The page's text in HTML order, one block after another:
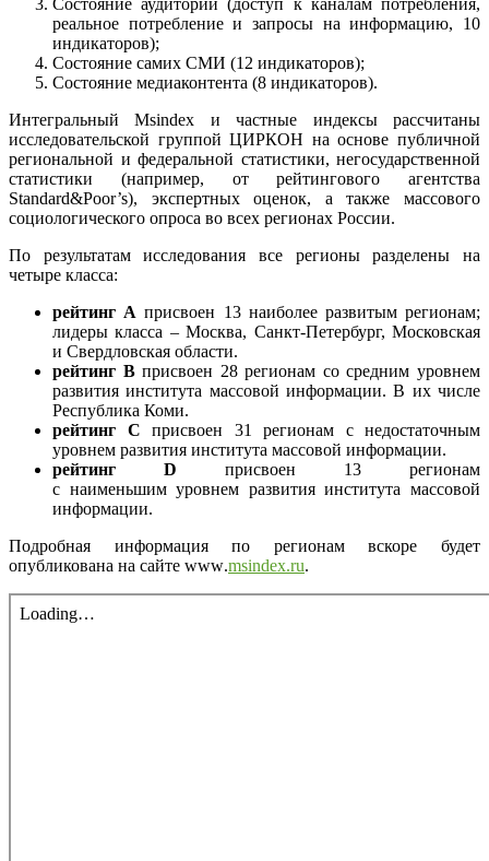
Состояние аудитории (доступ к каналам потребления,
реальное потребление и запросы на информацию, 10
индикаторов);
Состояние самих СМИ (12 индикаторов);
Состояние медиаконтента (8 индикаторов).
ИнтегральныйMsindex и частные индексы рассчитаны
исследовательской группой ЦИРКОН на основе публичной
региональной и федеральной статистики, негосударственной
статистики (например, от рейтингового агентства
Standard&Poor’s), экспертных оценок, а также массового
социологического опроса во всех регионах России.
По результатам исследования все регионы разделены на
четыре класса:
рейтинг А присвоен 13 наиболее развитым регионам;
лидеры класса – Москва, Санкт-Петербург, Московская
и Свердловская области.
рейтинг B присвоен 28 регионам со средним уровнем
развития института массовой информации. В их числе
Республика Коми.
рейтинг C присвоен 31 регионам с недостаточным
уровнем развития института массовой информации.
рейтинг D
присвоен 13 регионам
с наименьшим уровнем развития института массовой
информации.
Подробная информация по регионам вскоре будет
опубликована на сайте www.msindex.ru.